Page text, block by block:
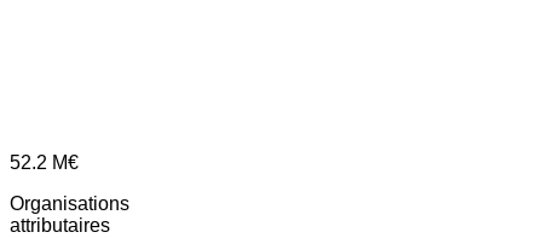
52.2 M€
Organisations
attributaires